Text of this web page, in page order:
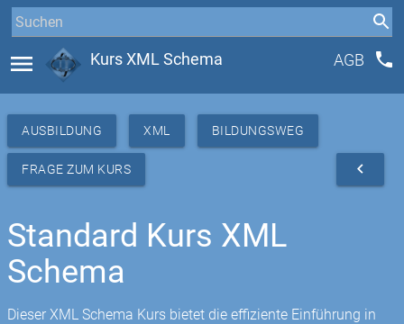
menu Kurs XML Schema AGB phone
AUSBILDUNG XML BILDUNGSWEG
FRAGE ZUM KURS navigate_before
Standard Kurs XML
Schema
Dieser XML Schema Kurs bietet die effiziente Einführung in